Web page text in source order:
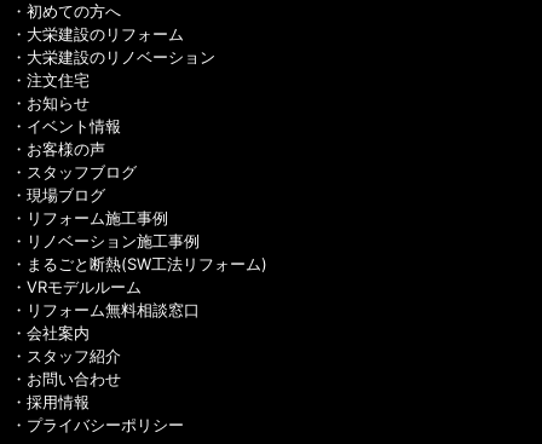
初めての方へ
大栄建設のリフォーム
大栄建設のリノベーション
注文住宅
お知らせ
イベント情報
お客様の声
スタッフブログ
現場ブログ
リフォーム施工事例
リノベーション施工事例
まるごと断熱(SW工法リフォーム)
VRモデルルーム
リフォーム無料相談窓口
会社案内
スタッフ紹介
お問い合わせ
採用情報
プライバシーポリシー